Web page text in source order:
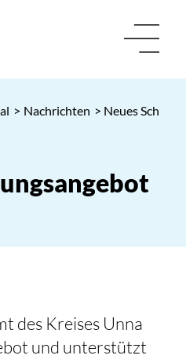
> Nachrichten > Neues
des Kreises Unna
und unterstützt